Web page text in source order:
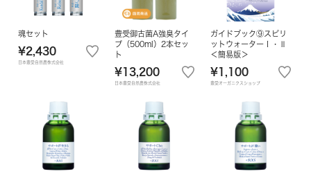
魂セット
¥2,430
日本豊受自然農株式会社
豊受御古菌A強臭タイ
プ（500ml）2本セッ
ト
¥13,200
日本豊受自然農株式会社
ガイドブック⑨スピリ
ットウォーターⅠ・Ⅱ
＜簡易版＞
¥1,100
豊受オーガニクスショップ